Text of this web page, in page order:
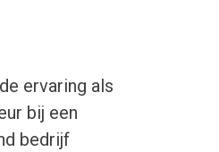
ervaring als
bij een
bedrijf